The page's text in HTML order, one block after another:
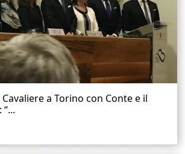
a Torino con Conte e il